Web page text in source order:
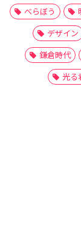
べらぼう
デザイン
鎌倉時代
光る